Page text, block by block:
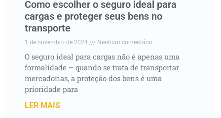
Como escolher o seguro ideal para
cargas e proteger seus bens no
transporte
1 de novembro de 2024 Nenhum comentário
O seguro ideal para cargas não é apenas uma
formalidade – quando se trata de transportar
mercadorias, a proteção dos bens é uma
prioridade para
LER MAIS